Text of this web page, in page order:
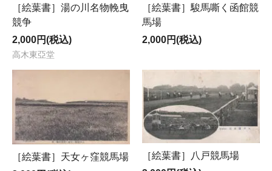
［絵葉書］湯の川名物輓曳
競争
2,000円(税込)
高木東亞堂
［絵葉書］駿馬嘶く函館競
馬場
2,000円(税込)
［絵葉書］天女ヶ窪競馬場
［絵葉書］八戸競馬場